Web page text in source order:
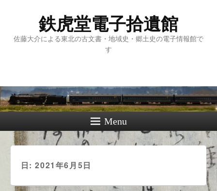
鉄虎堂電子拾遺館
佐藤大介による東北の古文書・地域史・郷土史の電子情報館で
す
Menu
日:2021年6月5日